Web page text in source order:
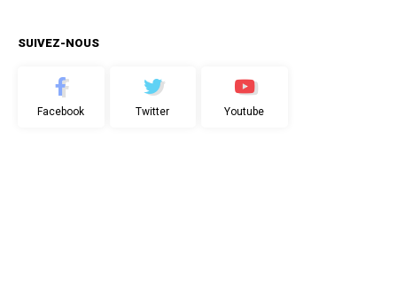
SUIVEZ-NOUS
Facebook Twitter Youtube